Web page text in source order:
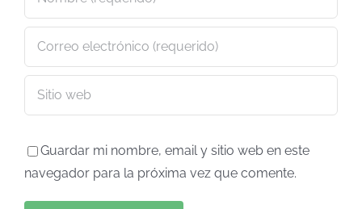
Guardar mi nombre, email y sitio web en este
navegador para la próxima vez que comente.